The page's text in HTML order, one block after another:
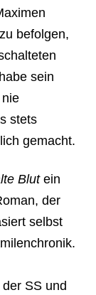
befolgen,
sein
stets
gemacht.
Blutein
der
selbst
SS und